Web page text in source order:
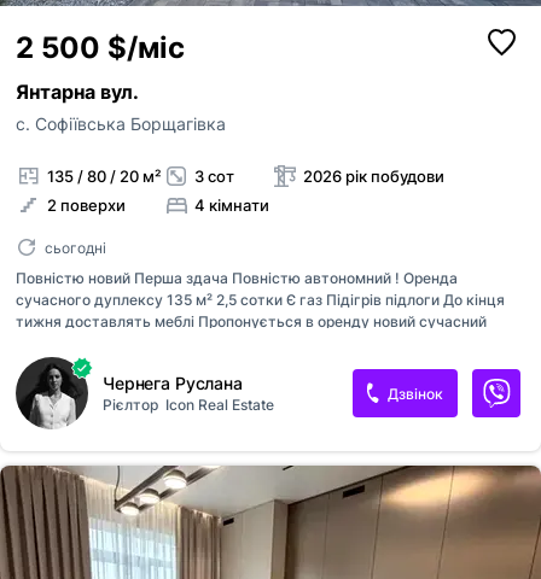
2 500 $/міс
Янтарна вул.
с. Софіївська Борщагівка
135 / 80 / 20 м²
2 поверхи
3 сот
4 кімнати
2026 рік побудови
сьогодні
Повністю новий Перша здача Повністю автономний ! Оренда
сучасного дуплексу 135 м² 2,5 сотки Є газ Підігрів підлоги До кінця
тижня доставлять меблі Пропонується в оренду новий сучасний
заїздом Будинок має зручне та функціональне планування: три окремі
спальні, кабінет, простору кухню-вітальню та два санвузли. Світлі
кімнати, сучасний інтер’єр і продумане планування забезпечують
комфортне проживання для всієї родини Дуплекс розташований у
чудовій локації зі швидким виїздом до Києва. Поруч знаходиться вся
необхідна інфраструктура: супермаркети, аптеки, торгово-
розважальні центри, школи, дитячі садки та все необхідне для...
Чернега Руслана
Рієлтор Icon Real Estate
Дзвінок